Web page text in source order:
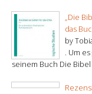
„Die
das
by
. Um
seinem Buch Die Bibel